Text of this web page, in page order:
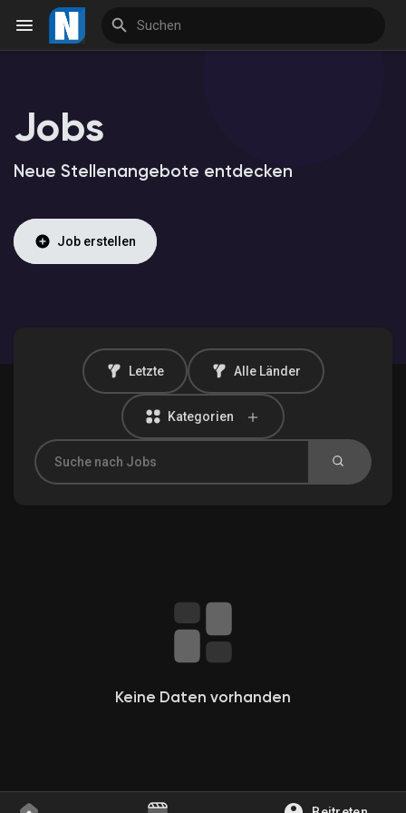
Reels
Meine Veranstaltungen
Entdecken Marktplatz
Meine Produkte
Gefallene Seiten
Jobs
Neue Stellenangebote entdecken
Job erstellen
Letzte Alle Länder
Kategorien
Keine Daten vorhanden